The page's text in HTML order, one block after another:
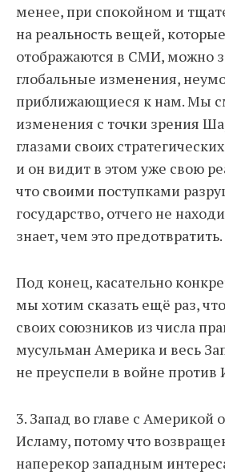
менее, при спокойном и
на реальность вещей,
отображаются в СМИ, можно
глобальные изменения,
приближающиеся к нам. Мы
изменения с точки зрения
глазами своих
и он видит в этом уже свою
что своими поступками
государство, отчего не
знает, чем это предотвратить.
Под конец, касательно
мы хотим сказать ещё раз,
своих союзников из числа
мусульман Америка и весь
не преуспели в войне против
3. Запад во главе с Америкой
Исламу, потому что
наперекор западным